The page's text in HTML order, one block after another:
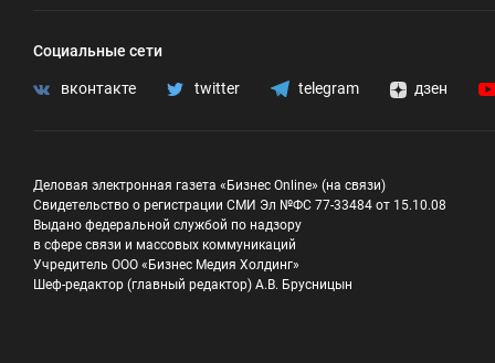
Социальные сети
вконтакте twitter telegram дзен
Деловая электронная газета «Бизнес Online» (на связи)
Свидетельство о регистрации СМИ Эл №ФС 77-33484 от 15.10.08
Выдано федеральной службой по надзору
в сфере связи и массовых коммуникаций
Учредитель ООО «Бизнес Медия Холдинг»
Шеф-редактор (главный редактор) А.В. Брусницын